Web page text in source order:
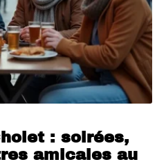
: soirées,
amicales au